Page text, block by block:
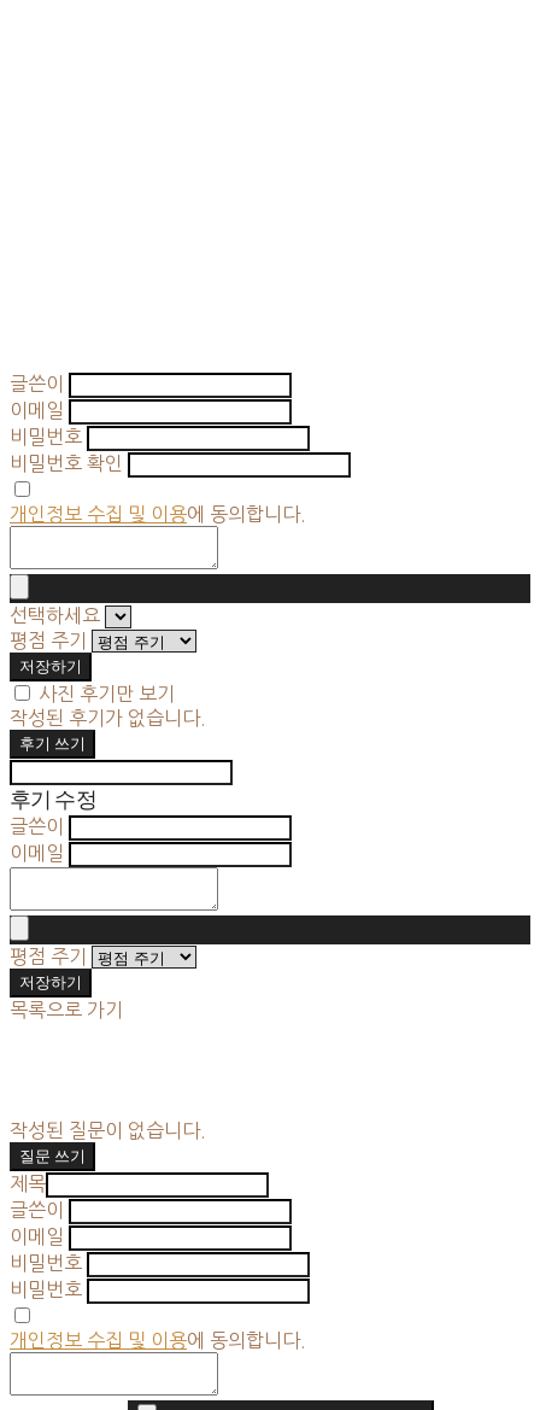
글쓴이
이메일
비밀번호
비밀번호 확인
개인정보 수집 및 이용에 동의합니다.
선택하세요
평점 주기
저장하기
사진 후기만 보기
작성된 후기가 없습니다.
후기 쓰기
후기 수정
글쓴이
이메일
평점 주기
저장하기
목록으로 가기
작성된 질문이 없습니다.
질문 쓰기
제목
글쓴이
이메일
비밀번호
비밀번호
개인정보 수집 및 이용에 동의합니다.